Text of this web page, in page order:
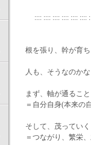
:::: :::: :::: :::: :::: ::::
根を張り、幹が育
人も、そうなのか
まず、軸が通ること
＝自分自身(本来の
そして、茂ってい
＝つながり、繁栄